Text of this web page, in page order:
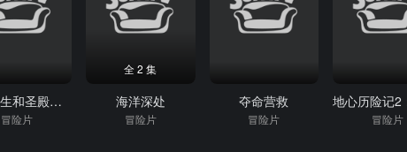
汽车先生和圣殿骑士团
冒险片
全 2 集
海洋深处
冒险片
夺命营救
冒险片 冒险片